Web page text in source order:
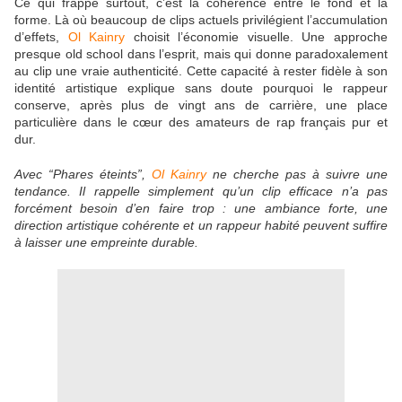
forme. Là où beaucoup de clips actuels privilégient l’accumulation
d’effets, Ol Kainry choisit l’économie visuelle. Une approche
presque old school dans l’esprit, mais qui donne paradoxalement
au clip une vraie authenticité. Cette capacité à rester fidèle à son
identité artistique explique sans doute pourquoi le rappeur
conserve, après plus de vingt ans de carrière, une place
particulière dans le cœur des amateurs de rap français pur et
dur.
Avec “Phares éteints” Ol Kainryne cherche pas à suivre une
tendance. Il rappelle simplement qu’un clip efficace n’a pas
forcément besoin d’en faire trop : une ambiance forte, une
direction artistique cohérente et un rappeur habité peuvent suffire
à laisser une empreinte durable.